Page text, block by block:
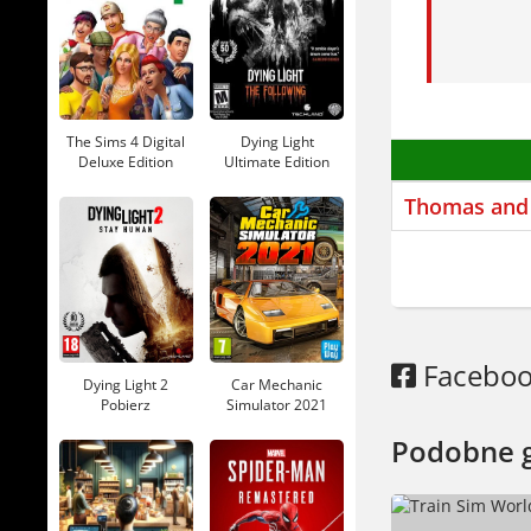
Tomek,
Ale
Tryb
5oraz
niemiecki,
Jeśli
Thomas
Podobne
The Sims 4 Digital
Deluxe Edition
Dying Light
Ultimate Edition
Dying Light 2
Pobierz
Car Mechanic
Simulator 2021